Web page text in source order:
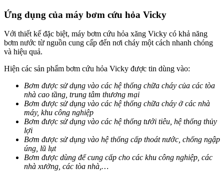
Ứng dụng của máy bơm cứu hỏa Vicky
Với thiết kế đặc biệt, máy bơm cứu hỏa xăng Vicky có khả năng
bơm nước từ nguồn cung cấp đến nơi cháy một cách nhanh chóng
và hiệu quả.
Hiện các sản phẩm bơm cứu hỏa Vicky được tin dùng vào:
Bơm được sử dụng vào các hệ thống chữa cháy của các tòa
nhà cao tầng, trung tâm thương mại
Bơm được sử dụng vào các hệ thống chữa cháy ở các nhà
máy, khu công nghiệp
Bơm được sử dụng vào các hệ thống tưới tiêu, hệ thống thủy
lợi
Bơm được sử dụng vào hệ thống cấp thoát nước, chống ngập
úng, lũ lụt
Bơm được dùng để cung cấp cho các khu công nghiệp, các
nhà xưởng, các tòa nhà,…